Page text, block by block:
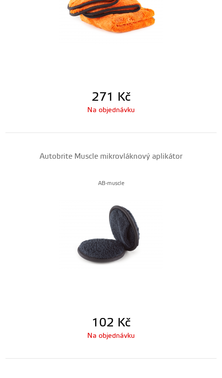
271 Kč
Na objednávku
Autobrite Muscle mikrovláknový aplikátor
AB-muscle
102 Kč
Na objednávku